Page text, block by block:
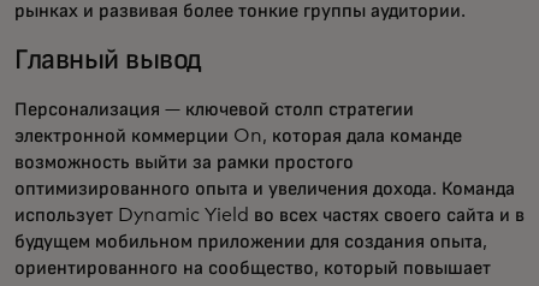
рынках и развивая более тонкие группы аудитории.
Главный вывод
Персонализация — ключевой столп стратегии
электронной коммерции On, которая дала команде
возможность выйти за рамки простого
оптимизированного опыта и увеличения дохода. Команда
использует Dynamic Yield во всех частях своего сайта и в
будущем мобильном приложении для создания опыта,
ориентированного на сообщество, который повышает